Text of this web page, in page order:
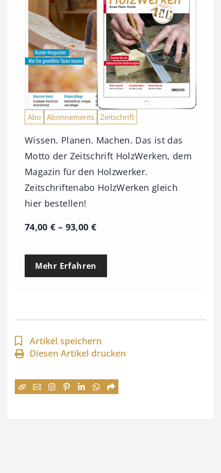
Abo Abonnements Zeitschrift
Wissen. Planen. Machen. Das ist das
Motto der Zeitschrift HolzWerken, dem
Magazin für den Holzwerker.
Zeitschriftenabo HolzWerken gleich
hier bestellen!
74,00€ – 93,00 €P
e
p
a
n
e
Mehr Erfahren
Artikel speichern
Diesen Artikel drucken